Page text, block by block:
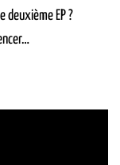
deuxième EP ?